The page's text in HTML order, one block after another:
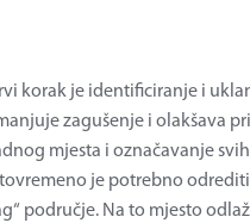
korak je identificiranje i
zagušenje i olakšava
mjesta i označavanje
je potrebno odrediti
područje. Na to mjesto